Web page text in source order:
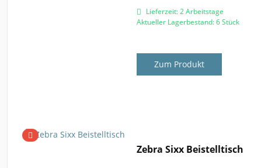
Lieferzeit: 2 Arbeitstage
Aktueller Lagerbestand: 6 Stück
Zum Produkt
Zebra Sixx Beistelltisch